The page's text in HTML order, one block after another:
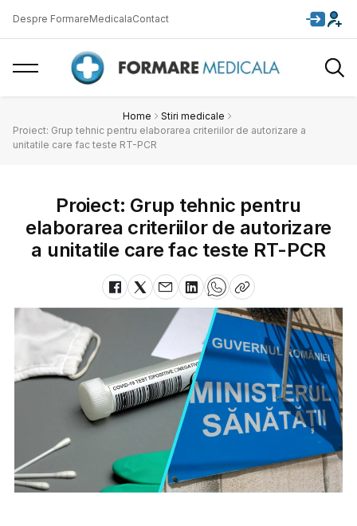
Despre FormareMedicalaContact
Home
Stiri medicale
Proiect: Grup tehnic pentru elaborarea criteriilor de autorizare a
unitatile care fac teste RT-PCR
Proiect: Grup tehnic pentru
elaborarea criteriilor de autorizare
a unitatile care fac teste RT-PCR